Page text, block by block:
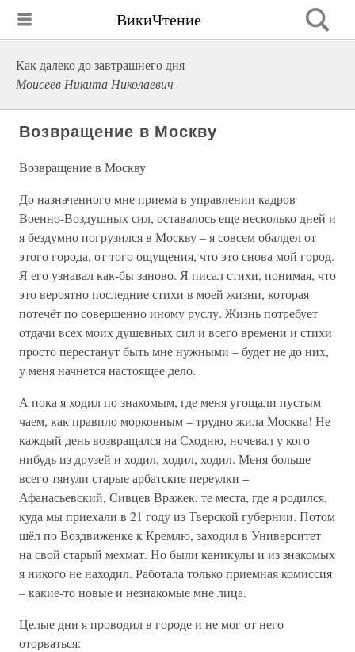
ВикиЧтение
Как далеко до завтрашнего дня
Моисеев Никита Николаевич
Возвращение в Москву
Возвращение в Москву
До назначенного мне приема в управлении кадров
Военно-Воздушных сил, оставалось еще несколько дней и
я бездумно погрузился в Москву – я совсем обалдел от
этого города, от того ощущения, что это снова мой город.
Я его узнавал как-бы заново. Я писал стихи, понимая, что
это вероятно последние стихи в моей жизни, которая
потечёт по совершенно иному руслу. Жизнь потребует
отдачи всех моих душевных сил и всего времени и стихи
просто перестанут быть мне нужными – будет не до них,
у меня начнется настоящее дело.
А пока я ходил по знакомым, где меня угощали пустым
чаем, как правило морковным – трудно жила Москва! Не
каждый день возвращался на Сходню, ночевал у кого
нибудь из друзей и ходил, ходил, ходил. Меня больше
всего тянули старые арбатские переулки –
Афанасьевский, Сивцев Вражек, те места, где я родился,
куда мы приехали в 21 году из Тверской губернии. Потом
шёл по Воздвиженке к Кремлю, заходил в Университет
на свой старый мехмат. Но были каникулы и из знакомых
я никого не находил. Работала только приемная комиссия
– какие-то новые и незнакомые мне лица.
Целые дни я проводил в городе и не мог от него
оторваться: